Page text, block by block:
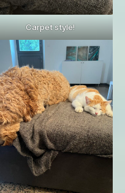
Carpet style!